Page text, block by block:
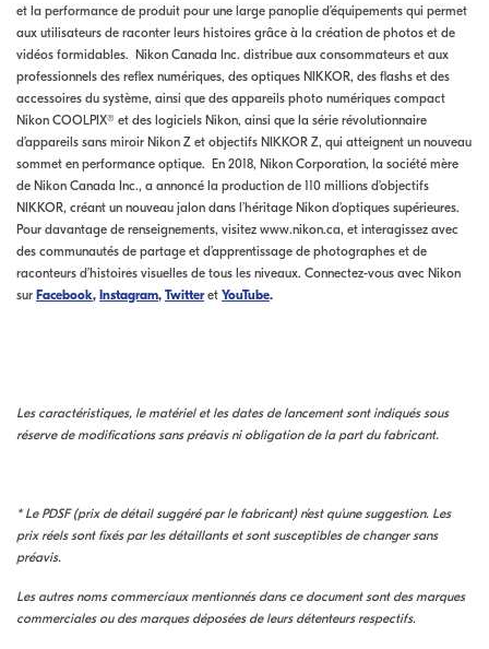
et la performance de produit pour une large panoplie d’équipements qui permet
aux utilisateurs de raconter leurs histoires grâce à la création de photos et de
vidéos formidables. Nikon Canada Inc. distribue aux consommateurs et aux
professionnels des reflex numériques, des optiques NIKKOR, des flashs et des
accessoires du système, ainsi que des appareils photo numériques compact
Nikon COOLPIX® et des logiciels Nikon, ainsi que la série révolutionnaire
d’appareils sans miroir Nikon Z et objectifs NIKKOR Z, qui atteignent un nouveau
sommet en performance optique. En 2018, Nikon Corporation, la société mère
de Nikon Canada Inc., a annoncé la production de 110 millions d’objectifs
NIKKOR, créant un nouveau jalon dans l’héritage Nikon d’optiques supérieures.
Pour davantage de renseignements, visitez www.nikon.ca, et interagissez avec
des communautés de partage et d’apprentissage de photographes et de
raconteurs d’histoires visuelles de tous les niveaux. Connectez-vous avec Nikon
sur Facebook, Instagram, Twitteret YouTube.
Les caractéristiques, le matériel et les dates de lancement sont indiqués sous
réserve de modifications sans préavis ni obligation de la part du fabricant.
* Le PDSF (prix de détail suggéré par le fabricant) n’est qu’une suggestion. Les
prix réels sont fixés par les détaillants et sont susceptibles de changer sans
préavis.
Les autres noms commerciaux mentionnés dans ce document sont des marques
commerciales ou des marques déposées de leurs détenteurs respectifs.